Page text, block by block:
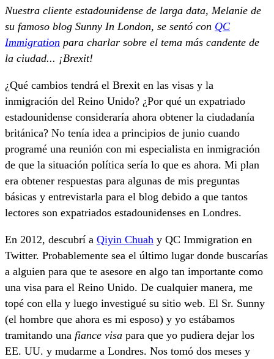
Nuestra cliente estadounidense de larga data, Melanie de
su famoso blog Sunny In London, se sentó con QC
Immigration para charlar sobre el tema más candente de
la ciudad... ¡Brexit!
¿Qué cambios tendrá el Brexit en las visas y la
inmigración del Reino Unido? ¿Por qué un expatriado
estadounidense consideraría ahora obtener la ciudadanía
británica? No tenía idea a principios de junio cuando
programé una reunión con mi especialista en inmigración
de que la situación política sería lo que es ahora. Mi plan
era obtener respuestas para algunas de mis preguntas
básicas y entrevistarla para el blog debido a que tantos
lectores son expatriados estadounidenses en Londres.
En 2012, descubrí a Qiyin Chuah y QC Immigration en
Twitter. Probablemente sea el último lugar donde buscarías
a alguien para que te asesore en algo tan importante como
una visa para el Reino Unido. De cualquier manera, me
topé con ella y luego investigué su sitio web. El Sr. Sunny
(el hombre que ahora es mi esposo) y yo estábamos
tramitando una fiance visa para que yo pudiera dejar los
EE. UU. y mudarme a Londres. Nos tomó dos meses y